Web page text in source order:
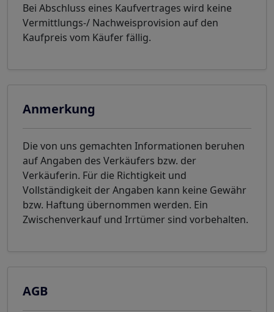
Bei Abschluss eines Kaufvertrages wird keine
Vermittlungs-/ Nachweisprovision auf den
Kaufpreis vom Käufer fällig.
Anmerkung
Die von uns gemachten Informationen beruhen
auf Angaben des Verkäufers bzw. der
Verkäuferin. Für die Richtigkeit und
Vollständigkeit der Angaben kann keine Gewähr
bzw. Haftung übernommen werden. Ein
Zwischenverkauf und Irrtümer sind vorbehalten.
AGB